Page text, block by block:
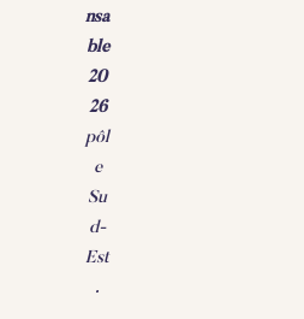
nsa
ble
20
26
pôl
e
Su
d-
Est
.